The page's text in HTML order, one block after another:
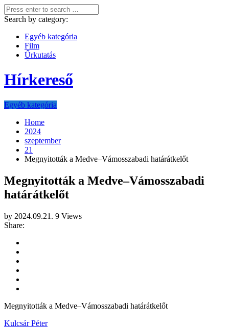
Search by category:
Egyéb kategória
Film
Űrkutatás
Hírkereső
Egyéb kategória
Home
2024
szeptember
21
Megnyitották a Medve–Vámosszabadi határátkelőt
Megnyitották a Medve–Vámosszabadi
határátkelőt
by 2024.09.21. 9 Views
Share:
Megnyitották a Medve–Vámosszabadi határátkelőt
Kulcsár Péter